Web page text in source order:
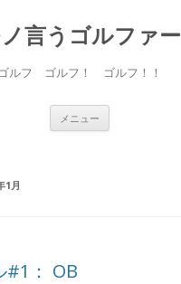
言うゴルファー
ルフ ゴルフ！ ゴルフ！！
メニュー
1月
#1： OB